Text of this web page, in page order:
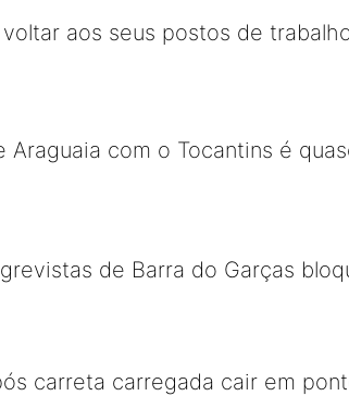
aos seus postos de
Araguaia com o Tocantins é
de Barra do Garças
carreta carregada cair em